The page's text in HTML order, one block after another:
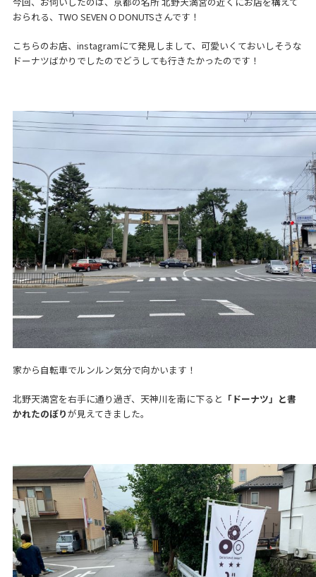
おられる、TWO SEVEN O DONUTSさんです！
こちらのお店、instagramにて発見しまして、可愛いくておいしそうな
ドーナツばかりでしたのでどうしても行きたかったのです！
家から自転車でルンルン気分で向かいます！
北野天満宮を右手に通り過ぎ、天神川を南に下ると 「ドーナツ」と書
かれたのぼりが見えてきました。